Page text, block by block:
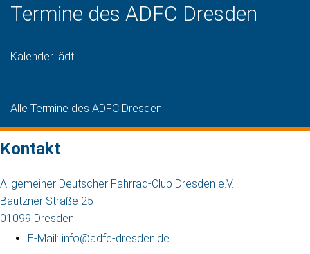
Termine des ADFC Dresden
Kalender lädt ...
Alle Termine des ADFC Dresden
Kontakt
Allgemeiner Deutscher Fahrrad-Club Dresden e.V.
Bautzner Straße 25
01099 Dresden
E-Mail: info@adfc-dresden.de